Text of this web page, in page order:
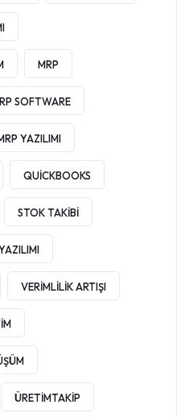
MRP
SOFTWARE
YAZILIMI
QUICKBOOKS
STOK TAKIBI
VERIMLILIK ARTIŞI
ÜRETIMTAKIP